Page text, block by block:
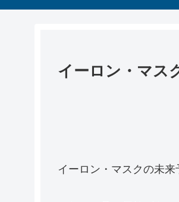
イーロン・マス
イーロン・マスクの未来